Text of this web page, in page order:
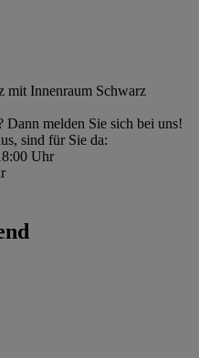
mit Innenraum Schwarz
Dann melden Sie sich bei uns!
sind für Sie da:
Uhr